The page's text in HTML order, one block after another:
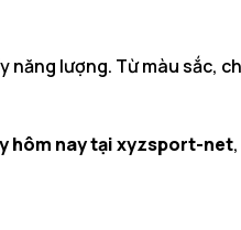
năng lượng. Từ màu sắc,
hôm nay tại xyzsport-net